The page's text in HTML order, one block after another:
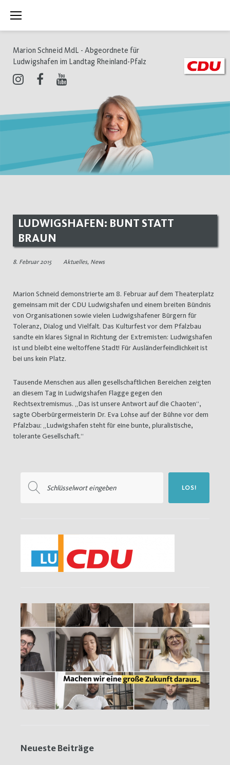
Inhalt
Marion Schneid MdL - Abgeordnete für
Ludwigshafen im Landtag Rheinland-Pfalz
LUDWIGSHAFEN: BUNT STATT
BRAUN
8. Februar 2015 Aktuelles, News
Marion Schneid demonstrierte am 8. Februar auf dem Theaterplatz
gemeinsam mit der CDU Ludwigshafen und einem breiten Bündnis
von Organisationen sowie vielen Ludwigshafener Bürgern für
Toleranz, Dialog und Vielfalt. Das Kulturfest vor dem Pfalzbau
sandte ein klares Signal in Richtung der Extremisten: Ludwigshafen
ist und bleibt eine weltoffene Stadt! Für Ausländerfeindlichkeit ist
bei uns kein Platz.
Tausende Menschen aus allen gesellschaftlichen Bereichen zeigten
an diesem Tag in Ludwigshafen Flagge gegen den
Rechtsextremismus. „Das ist unsere Antwort auf die Chaoten“,
sagte Oberbürgermeisterin Dr. Eva Lohse auf der Bühne vor dem
Pfalzbau: „Ludwigshafen steht für eine bunte, pluralistische,
tolerante Gesellschaft.“
nach:
LOS!
Neueste Beiträge